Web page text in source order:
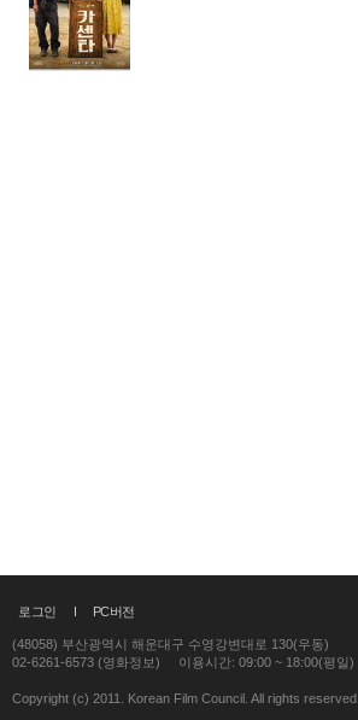
로그인 PC버전
(48058) 부산광역시 해운대구 수영강변대로 130(우동)
02-6261-6573 (영화정보)
이용시간: 09:00 ~ 18:00(평일)
Copyright (c) 2011. Korean Film Council. All rights reserved.